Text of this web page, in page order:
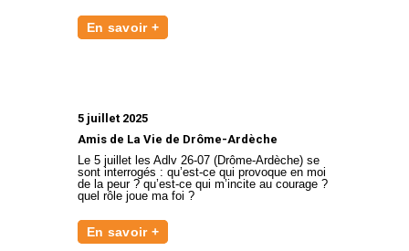
En savoir +
5 juillet 2025
Amis de La Vie de Drôme-Ardèche
Le 5 juillet les Adlv 26-07 (Drôme-Ardèche) se
sont interrogés : qu’est-ce qui provoque en moi
de la peur ? qu’est-ce qui m’incite au courage ?
quel rôle joue ma foi ?
En savoir +